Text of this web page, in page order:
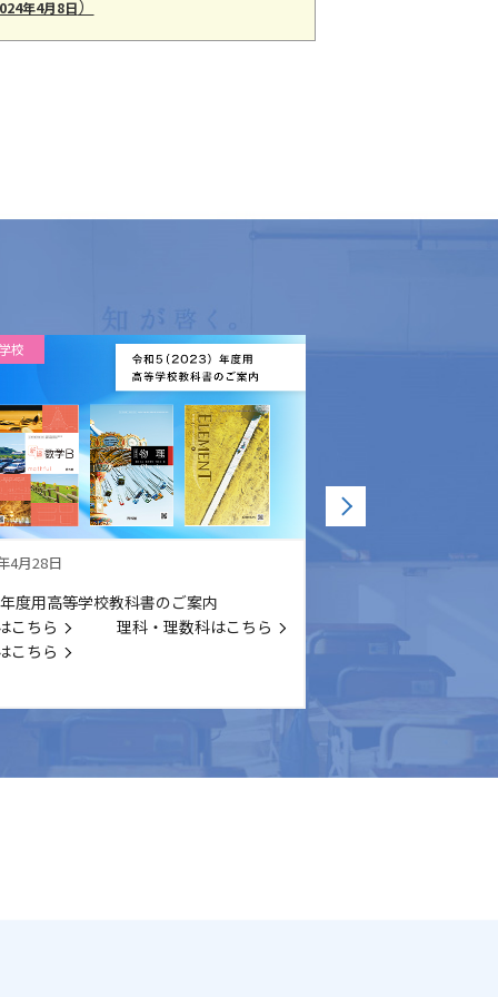
年4月8日）
校
4月28日
度用高等学校教科書のご案内
こちら
理科・理数科はこちら
こちら
2022年1月31日
つ子供たちをサポー
く幅広い言語に対応